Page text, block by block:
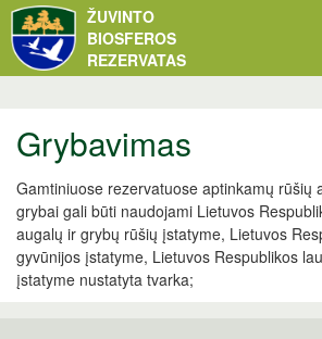
ŽUVINTO
BIOSFEROS
REZERVATAS
Grybavimas
Gamtiniuose rezervatuose aptinkamų rūšių
grybai gali būti naudojami Lietuvos
augalų ir grybų rūšių įstatyme, Lietuvos
gyvūnijos įstatyme, Lietuvos Respublikos
įstatyme nustatyta tvarka;